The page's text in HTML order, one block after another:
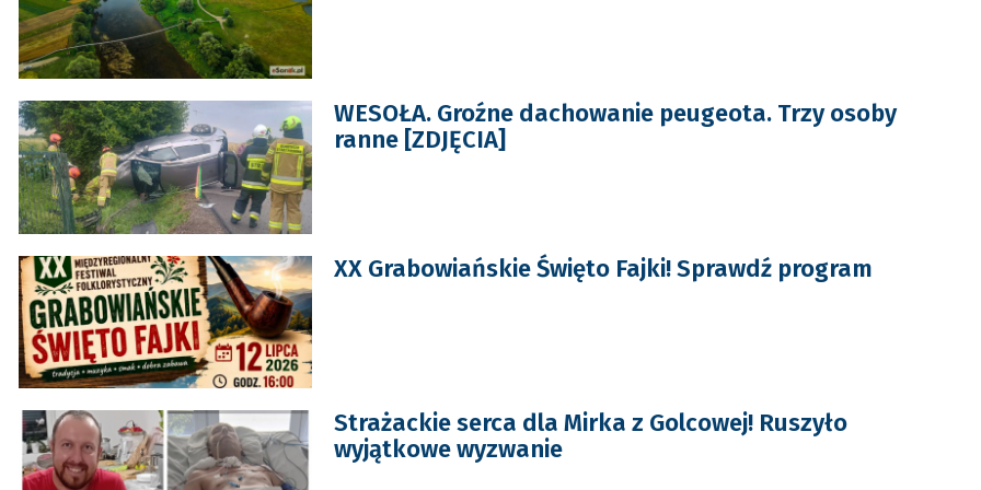
WESOŁA. Groźne dachowanie peugeota. Trzy osoby
ranne [ZDJĘCIA]
XX Grabowiańskie Święto Fajki! Sprawdź program
Strażackie serca dla Mirka z Golcowej! Ruszyło
wyjątkowe wyzwanie